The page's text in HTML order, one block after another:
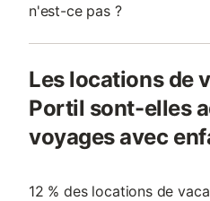
n'est-ce pas ?
Les locations de
Portil sont-elles
voyages avec
12 % des locations de